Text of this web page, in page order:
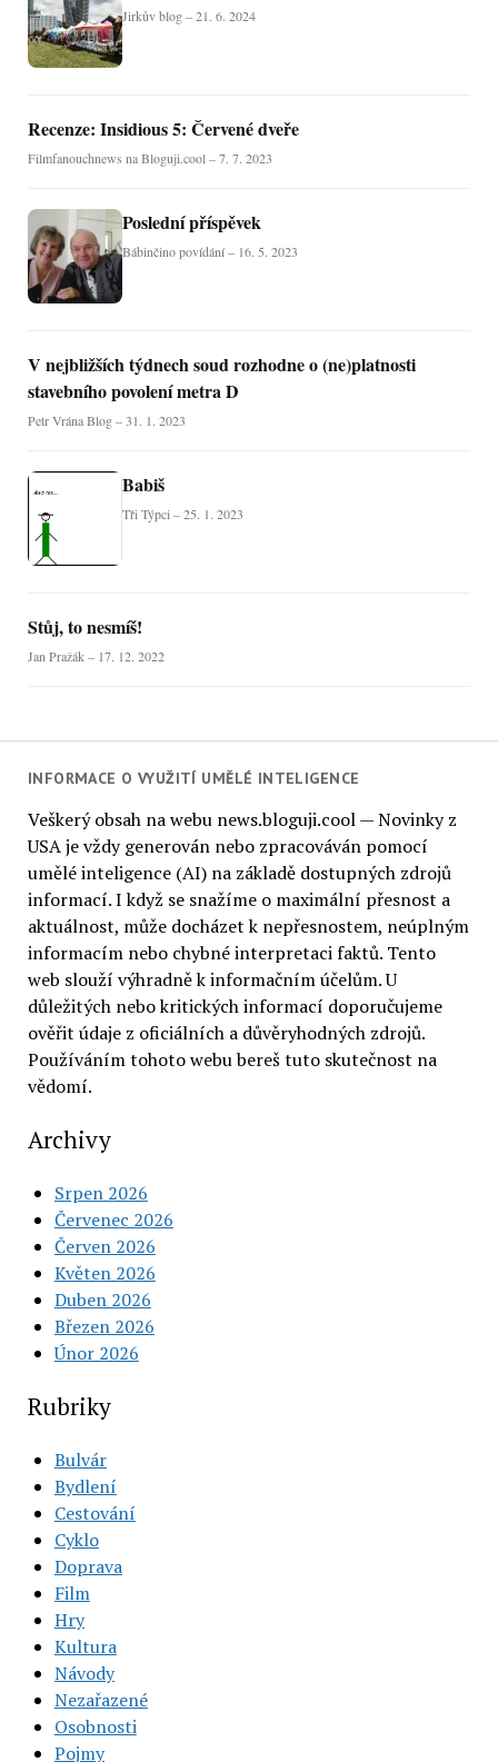
Jirkův blog – 21. 6. 2024
Recenze: Insidious 5: Červené dveře
Filmfanouchnews na Bloguji.cool – 7. 7. 2023
Poslední příspěvek
Bábinčino povídání – 16. 5. 2023
V nejbližších týdnech soud rozhodne o (ne)platnosti
stavebního povolení metra D
Petr Vrána Blog – 31. 1. 2023
Babiš
Tři Týpci – 25. 1. 2023
Stůj, to nesmíš!
Jan Pražák – 17. 12. 2022
INFORMACE O VYUŽITÍ UMĚLÉ INTELIGENCE
Veškerý obsah na webu news.bloguji.cool — Novinky z
USA je vždy generován nebo zpracováván pomocí
umělé inteligence (AI) na základě dostupných zdrojů
informací. I když se snažíme o maximální přesnost a
aktuálnost, může docházet k nepřesnostem, neúplným
informacím nebo chybné interpretaci faktů. Tento
web slouží výhradně k informačním účelům. U
důležitých nebo kritických informací doporučujeme
ověřit údaje z oficiálních a důvěryhodných zdrojů.
Používáním tohoto webu bereš tuto skutečnost na
vědomí.
Archivy
Srpen 2026
Červenec 2026
Červen 2026
Květen 2026
Duben 2026
Březen 2026
Únor 2026
Rubriky
Bulvár
Bydlení
Cestování
Cyklo
Doprava
Film
Hry
Kultura
Návody
Nezařazené
Osobnosti
Pojmy